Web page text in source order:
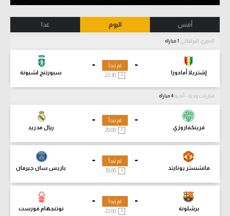
أمس اليوم غدا
الدوري البرتغالي
-
إشتريلا أمادورا
-
سبورتنج لشبونة
لم تبدأ
مباريات ودية - أندية
-
فرينكفاروزي
-
ريال مدريد
لم تبدأ
-
مانشستر يونايتد
-
باريس سان جيرمان
لم تبدأ
18:00
-
برشلونة
-
نوتنجهام فورست
لم تبدأ